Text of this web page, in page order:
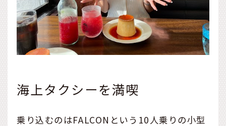
海上タクシーを満喫
乗り込むのはFALCONという10人乗りの小型